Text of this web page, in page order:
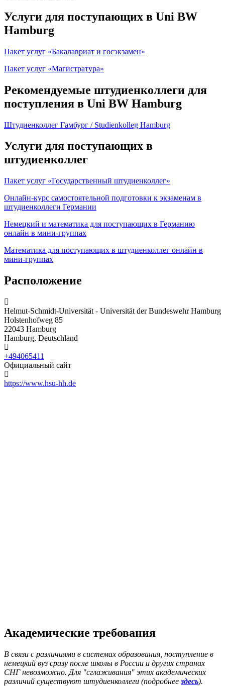
Услуги для поступающих в Uni BW
Hamburg
Пакет услуг «Бакалавриат и госэкзамен»
Пакет услуг «Магистратура»
Рекомендуемые штудиенколлеги для
поступления в Uni BW Hamburg
Штудиенколлег Гамбург / Studienkolleg Hamburg
Услуги для поступающих в
штудиенколлег
Пакет услуг «Государственный штудиенколлег»
Онлайн-курс самостоятельной подготовки к экзаменам в
штудиенколлеги Германии
Немецкий и математика для поступающих в Германию
онлайн в мини-группах
Математика для поступающих в штудиенколлег онлайн в
мини-группах
Расположение
Helmut-Schmidt-Universität - Universität der Bundeswehr Hamburg
Holstenhofweg 85
22043 Hamburg
Hamburg, Deutschland
+494065411
Официальный сайт
https://www.hsu-hh.de
Академические требования
В связи с различиями в системах образования, поступление в
немецкий вуз сразу после школы в России и других странах
СНГ невозможно. Для "сглаживания" этих академических
различий существуют штудиенколлеги (подробнее здесь).